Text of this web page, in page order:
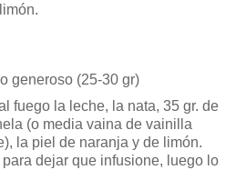
generoso (25-30 gr)
fuego la leche, la nata, 35 gr. de
(o media vaina de vainilla
la piel de naranja y de limón.
dejar que infusione, luego lo